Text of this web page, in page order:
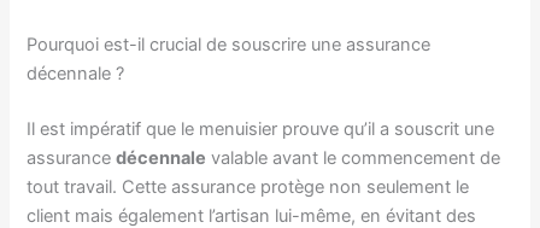
Pourquoi est-il crucial de souscrire une assurance
décennale ?
Il est impératif que le menuisier prouve qu’il a souscrit une
assurancedécennale valable avant le commencement de
tout travail. Cette assurance protège non seulement le
client mais également l’artisan lui-même, en évitant des